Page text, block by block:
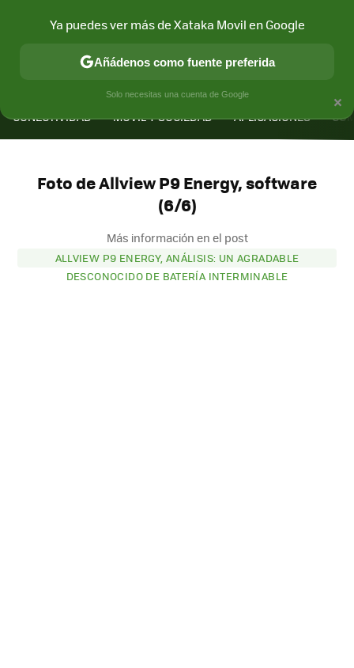
CONECTIVIDAD MÓVIL Y SOCIEDAD APLICACIONES
Foto de Allview P9 Energy, software
(6/6)
Más información en el post
ALLVIEW P9 ENERGY, ANÁLISIS: UN AGRADABLE
DESCONOCIDO DE BATERÍA INTERMINABLE
×
Ya puedes ver más de Xataka Movil en Google
Añádenos como fuente preferida
Solo necesitas una cuenta de Google